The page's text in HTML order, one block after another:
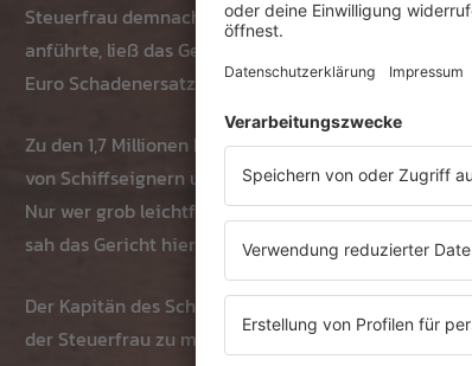
Steuerfrau demnach während ihrer Wache am
anführte, ließ das Gericht nicht gelten. Die
Euro Schadenersatz gefordert.
Zu den 1,7 Millionen Euro kam es laut Gericht,
von Schiffseignern und Besatzung gibt – ähnlich
Nur wer grob leichtfertig handelt und dabei weiß,
sah das Gericht hier nicht als erwiesen an. Auch
Der Kapitän des Schiffes ging straffrei aus. Er
der Steuerfrau zu misstrauen – sie hatte seit